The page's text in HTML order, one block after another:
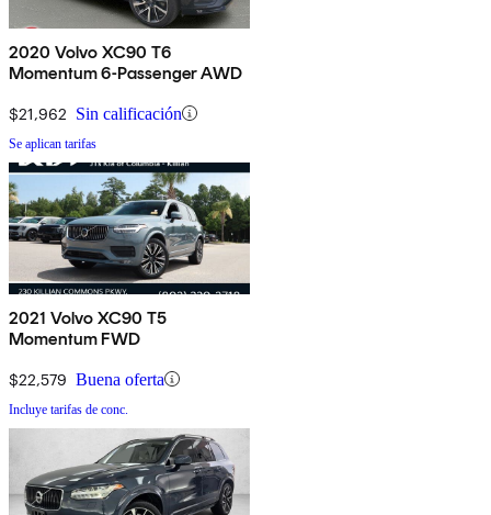
2020 Volvo XC90 T6
Momentum 6-Passenger AWD
$21,962 Sin calificación
Se aplican tarifas
2021 Volvo XC90 T5
Momentum FWD
$22,579 Buena oferta
Incluye tarifas de conc.